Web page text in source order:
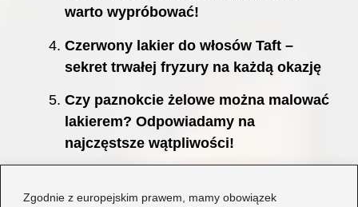
Zgodnie z europejskim prawem, mamy obowiązek
warto wypróbować!
Czerwony lakier do włosów Taft –
sekret trwałej fryzury na każdą okazję
Czy paznokcie żelowe można malować
lakierem? Odpowiadamy na
najczęstsze wątpliwości!
sposób na kolorową metamorfozę